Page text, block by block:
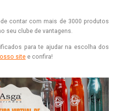
contar com mais de 3000 produtos
seu clube de vantagens.
para te ajudar na escolha dos
site e confira!